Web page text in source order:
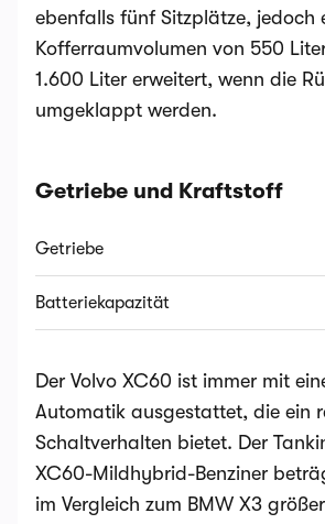
ebenfalls fünf Sitzplätze, jedoch
Kofferraumvolumen von 550
1.600 Liter erweitert, wenn die
umgeklappt werden.
Getriebe und Kraftstoff
Getriebe
Batteriekapazität
Der Volvo XC60 ist immer mit
Automatik ausgestattet, die ein
Schaltverhalten bietet. Der
XC60-Mildhybrid-Benziner
im Vergleich zum BMW X3